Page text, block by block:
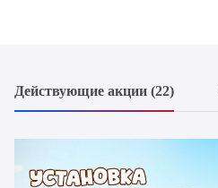
Действующие акции (22)